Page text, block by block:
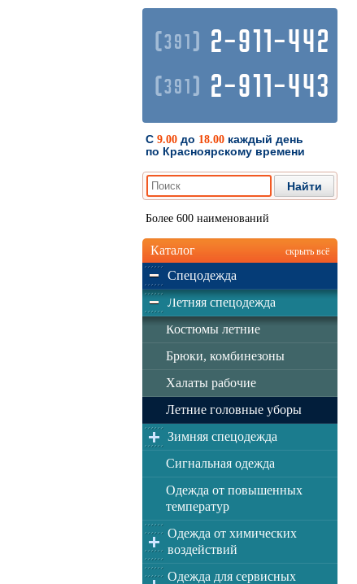
(391) 2-911-442
(391) 2-911-443
С 9.00до 18.00каждый день
по Красноярскому времени
Более 600 наименований
Каталог скрыть всё
Спецодежда
Летняя спецодежда
Костюмы летние
Брюки, комбинезоны
Халаты рабочие
Летние головные уборы
Зимняя спецодежда
Сигнальная одежда
Одежда от повышенных
температур
Одежда от химических
воздействий
Одежда для сервисных